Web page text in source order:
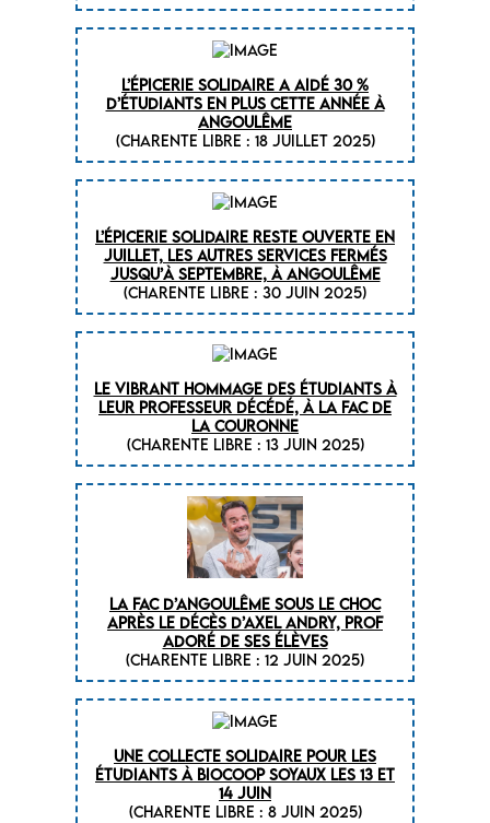
L’épicerie solidaire a aidé 30 %
d’étudiants en plus cette année à
Angoulême
(CHARENTE LIBRE : 18 juillet 2025)
L’épicerie solidaire reste ouverte en
juillet, les autres services fermés
jusqu’à septembre, à Angoulême
(CHARENTE LIBRE : 30 juin 2025)
Le vibrant hommage des étudiants à
leur professeur décédé, à la fac de
La Couronne
(CHARENTE LIBRE : 13 juin 2025)
La fac d’Angoulême sous le choc
après le décès d’Axel Andry, prof
adoré de ses élèves
(CHARENTE LIBRE : 12 juin 2025)
Une collecte solidaire pour les
étudiants à Biocoop Soyaux les 13 et
14 juin
(CHARENTE LIBRE : 8 juin 2025)